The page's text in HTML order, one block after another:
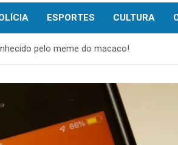
ESPORTES CULTURA
pelo meme do macaco!